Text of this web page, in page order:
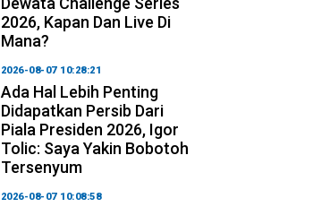
2026, Kapan Dan Live Di
Mana?
2026-08-07 10:28:21
Ada Hal Lebih Penting
Didapatkan Persib Dari
Piala Presiden 2026, Igor
Tolic: Saya Yakin Bobotoh
Tersenyum
2026-08-07 10:08:58